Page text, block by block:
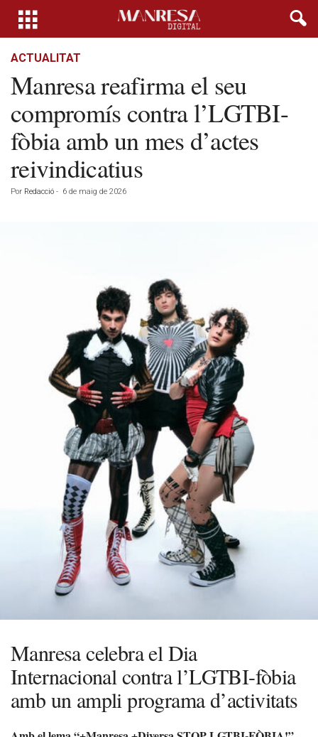
ACTUALITAT
Manresa reafirma el seu
compromís contra l’LGTBI-
fòbia amb un mes d’actes
reivindicatius
Por Redacció - 6 de maig de 2026
Manresa celebra el Dia
Internacional contra l’LGTBI-fòbia
amb un ampli programa d’activitats